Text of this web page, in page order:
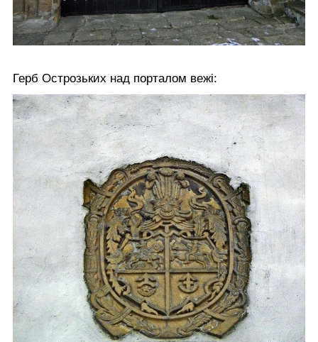
Герб Острозьких над порталом вежі: